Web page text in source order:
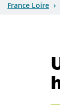
France Loire